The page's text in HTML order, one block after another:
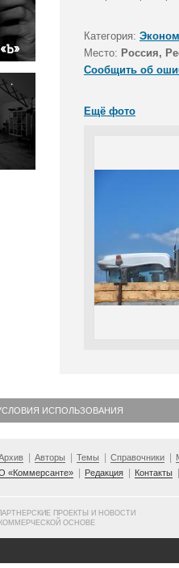
Категория:
Место: Россия,
Сообщить об
Ещё фото
ИСПОЛЬЗОВАНИЯ
Авторы Темы Справочники
«Коммерсанте»
Редакция Контакты
ПРОЕКТЫ И НОВОСТИ
ОСНОВЕ